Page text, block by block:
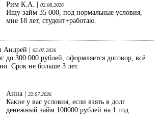
Рим К.А. | 02.08.2026
Ищу займ 35 000, под нормальные условия,
мне 18 лет, студент+работаю.
Андрей | 05.07.2026
до 300 000 рублей, оформляется договор, всё
Срок не больше 3 лет.
Анна |
22.07.2026
Какие у вас условия, если взять в долг
денежный займ 100000 рублей на 1 год